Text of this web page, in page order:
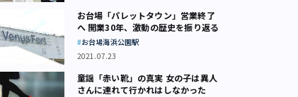
お台場「パレットタウン」営業終了
へ 開業30年、激動の歴史を振り返る
お台場海浜公園駅
2021.07.23
童謡「赤い靴」の真実 女の子は異人
さんに連れて行かれはしなかった